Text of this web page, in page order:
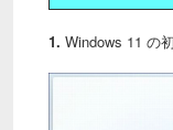
1. Windows 11 の